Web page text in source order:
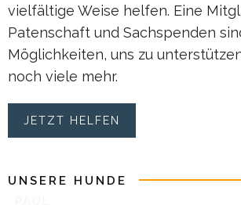
vielfältige Weise helfen. Eine
Patenschaft und Sachspenden
Möglichkeiten, uns zu
noch viele mehr.
JETZT HELFEN
UNSERE HUNDE